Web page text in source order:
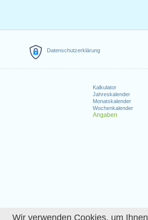
Wir verwenden Cookies, um
Datenschutzerklärung
Kalkulator
Jahreskalender
Monatskalender
Wochenkalender
Angaben